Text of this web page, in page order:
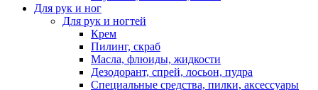
Для рук и ног
Для рук и ногтей
Крем
Пилинг, скраб
Масла, флюиды, жидкости
Дезодорант, спрей, лосьон, пудра
Специальные средства, пилки, аксессуары